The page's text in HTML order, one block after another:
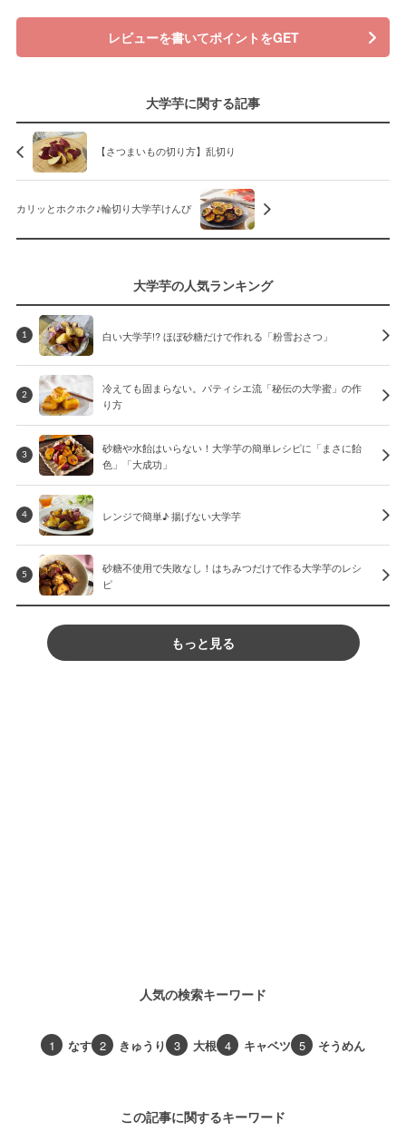
レビューを書いてポイントをGET
大学芋に関する記事
【さつまいもの切り方】乱切り
カリッとホクホク♪輪切り大学芋けんぴ
大学芋の人気ランキング
1 白い大学芋!? ほぼ砂糖だけで作れる「粉雪おさつ」
2
冷えても固まらない。パティシエ流「秘伝の大学蜜」の作
り方
3
砂糖や水飴はいらない！大学芋の簡単レシピに「まさに飴
色」「大成功」
4 レンジで簡単♪ 揚げない大学芋
5
砂糖不使用で失敗なし！はちみつだけで作る大学芋のレシ
ピ
もっと見る
人気の検索キーワード
1 なす 2 きゅうり 3 大根 4 キャベツ 5 そうめん
この記事に関するキーワード